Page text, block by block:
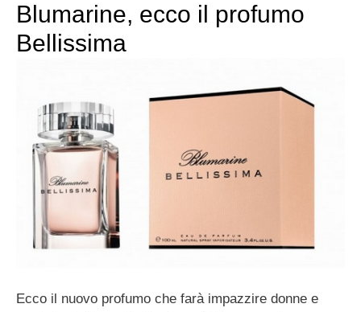
Blumarine, ecco il profumo
Bellissima
Ecco il nuovo profumo che farà impazzire donne e